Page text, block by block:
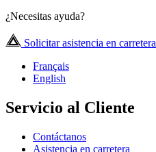
¿Necesitas ayuda?
Solicitar asistencia en carretera
Français
English
Servicio al Cliente
Contáctanos
Asistencia en carretera